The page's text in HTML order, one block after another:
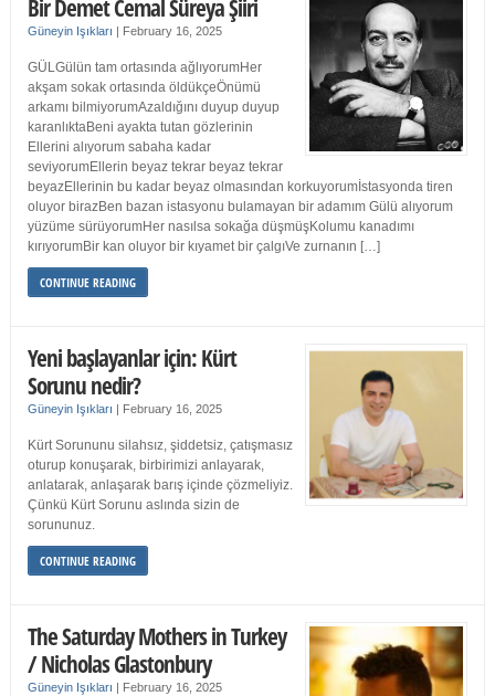
Bir Demet Cemal Süreya Şiiri
Güneyin Işıkları | February 16, 2025
GÜLGülün tam ortasında ağlıyorumHer
akşam sokak ortasında öldükçeÖnümü
arkamı bilmiyorumAzaldığını duyup duyup
karanlıktaBeni ayakta tutan gözlerinin
Ellerini alıyorum sabaha kadar
seviyorumEllerin beyaz tekrar beyaz tekrar
beyazEllerinin bu kadar beyaz olmasından korkuyorumİstasyonda tiren
oluyor birazBen bazan istasyonu bulamayan bir adamım Gülü alıyorum
yüzüme sürüyorumHer nasılsa sokağa düşmüşKolumu kanadımı
kırıyorumBir kan oluyor bir kıyamet bir çalgıVe zurnanın […]
CONTINUE READING
Yeni başlayanlar için: Kürt
Sorunu nedir?
Güneyin Işıkları | February 16, 2025
Kürt Sorununu silahsız, şiddetsiz, çatışmasız
oturup konuşarak, birbirimizi anlayarak,
anlatarak, anlaşarak barış içinde çözmeliyiz.
Çünkü Kürt Sorunu aslında sizin de
sorununuz.
CONTINUE READING
The Saturday Mothers in Turkey
/ Nicholas Glastonbury
Güneyin Işıkları | February 16, 2025